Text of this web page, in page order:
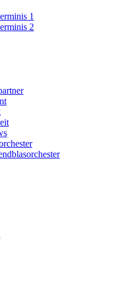
1
2